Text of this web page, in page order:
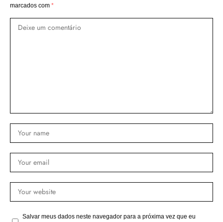
marcados com *
Salvar meus dados neste navegador para a próxima vez que eu